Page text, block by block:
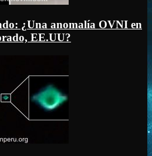
¿Una anomalía OVNI en
EE.UU?